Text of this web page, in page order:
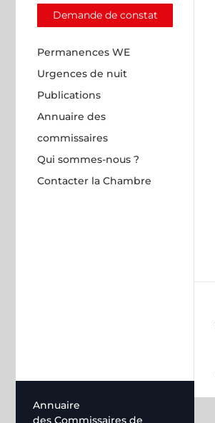
Demande de constat
Permanences WE
Urgences de nuit
Publications
Annuaire des
commissaires
Qui sommes-nous ?
Contacter la Chambre
Annuaire
des Commissaires de